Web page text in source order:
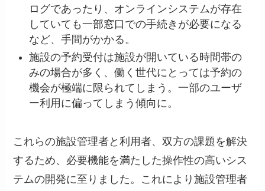
ログであったり、オンラインシステムが存在
していても一部窓口での手続きが必要になる
など、手間がかかる。
施設の予約受付は施設が開いている時間帯の
みの場合が多く、働く世代にとっては予約の
機会が極端に限られてしまう。一部のユーザ
ー利用に偏ってしまう傾向に。
これらの施設管理者と利用者、双方の課題を解決
するため、必要機能を満たした操作性の高いシス
テムの開発に至りました。これにより施設管理者